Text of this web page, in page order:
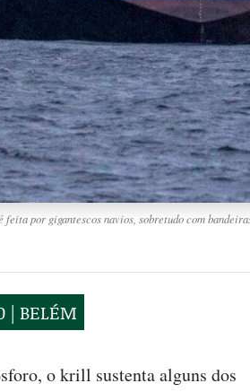
feita por gigantescos navios, sobretudo com
| BELÉM
o krill sustenta alguns dos